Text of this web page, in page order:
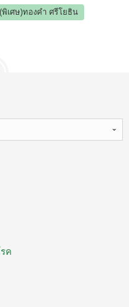
เศษ)ทองคำ ศรีโยธิน
ค